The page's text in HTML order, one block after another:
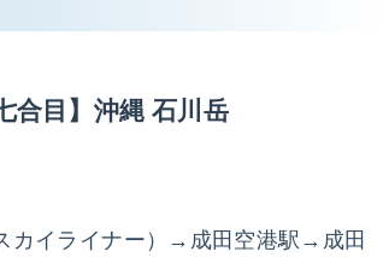
合目】沖縄 石川岳
カイライナー）→成田空港駅→成田